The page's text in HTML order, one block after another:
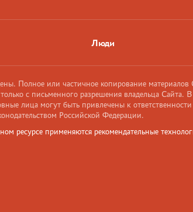
Люди
Полное или частичное копирование материалов
с письменного разрешения владельца Сайта.
лица могут быть привлечены к ответственности
Российской Федерации.
ресурсе применяются рекомендательные